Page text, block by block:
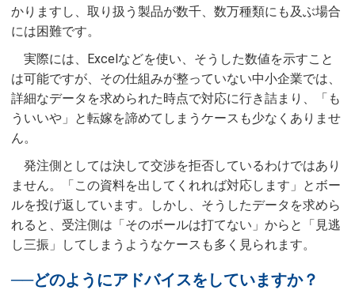
かりますし、取り扱う製品が数千、数万種類にも及ぶ場合
には困難です。
実際には、Excelなどを使い、そうした数値を示すこと
は可能ですが、その仕組みが整っていない中小企業では、
詳細なデータを求められた時点で対応に行き詰まり、「も
ういいや」と転嫁を諦めてしまうケースも少なくありませ
ん。
発注側としては決して交渉を拒否しているわけではあり
ません。「この資料を出してくれれば対応します」とボー
ルを投げ返しています。しかし、そうしたデータを求めら
れると、受注側は「そのボールは打てない」からと「見逃
し三振」してしまうようなケースも多く見られます。
──どのようにアドバイスをしていますか？